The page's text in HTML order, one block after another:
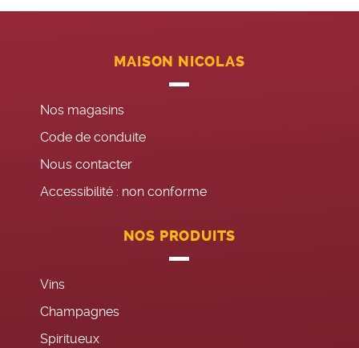
MAISON NICOLAS
Nos magasins
Code de conduite
Nous contacter
Accessibilité : non conforme
NOS PRODUITS
Vins
Champagnes
Spiritueux